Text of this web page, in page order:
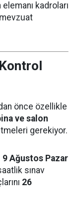
kadroları
önce özellikle
ve salon
gerekiyor.
9 Ağustos Pazar
sınav
26